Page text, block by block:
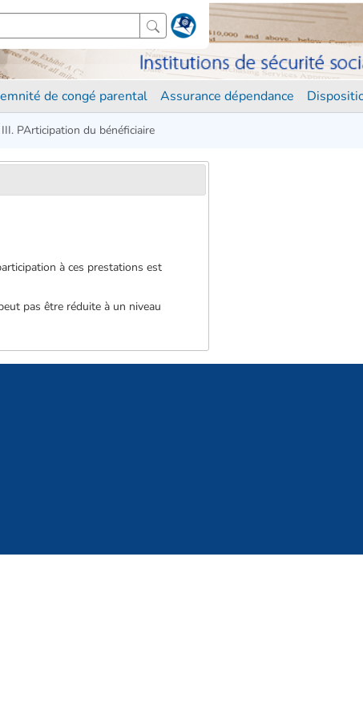
de congé parental Assurance dépendance
PArticipation du bénéficiaire
à ces prestations est
pas être réduite à un niveau